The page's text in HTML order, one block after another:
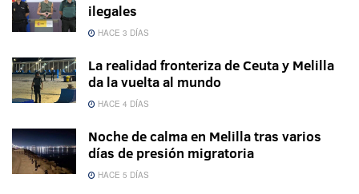
ilegales
HACE 3 DÍAS
La realidad fronteriza de Ceuta y Melilla
da la vuelta al mundo
HACE 4 DÍAS
Noche de calma en Melilla tras varios
días de presión migratoria
HACE 5 DÍAS